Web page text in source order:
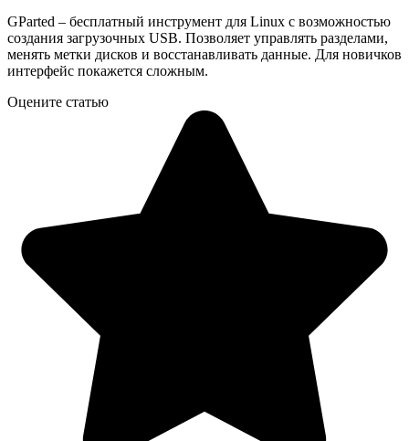
GParted – бесплатный инструмент для Linux с возможностью
создания загрузочных USB. Позволяет управлять разделами,
менять метки дисков и восстанавливать данные. Для новичков
интерфейс покажется сложным.
Оцените статью